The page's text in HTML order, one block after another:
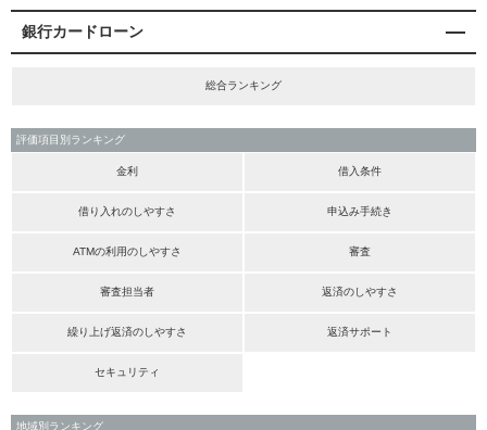
銀行カードローン
総合ランキング
評価項目別ランキング
金利 借入条件
借り入れのしやすさ 申込み手続き
ATMの利用のしやすさ 審査
審査担当者 返済のしやすさ
繰り上げ返済のしやすさ 返済サポート
セキュリティ
地域別ランキング